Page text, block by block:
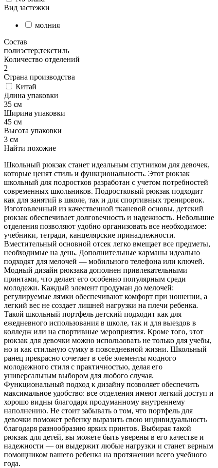
Вид застежки
молния
Состав
полиэстер;текстиль
Количество отделений
2
Страна производства
Китай
Длина упаковки
35 см
Ширина упаковки
45 см
Высота упаковки
3 см
Найти похожие
Школьный рюкзак станет идеальным спутником для девочек,
которые ценят стиль и функциональность. Этот рюкзак
школьный для подростков разработан с учетом потребностей
современных школьников. Подростковый рюкзак подходит
как для занятий в школе, так и для спортивных тренировок.
Изготовленный из качественной тканевой основы, детский
рюкзак обеспечивает долговечность и надежность. Небольшие
отделения позволяют удобно организовать все необходимое:
учебники, тетради, канцелярские принадлежности.
Вместительный основной отсек легко вмещает все предметы,
необходимые на день. Дополнительные карманы идеально
подходят для мелочей — мобильного телефона или ключей.
Модный дизайн рюкзака дополнен привлекательными
принтами, что делает его особенно популярным среди
молодежи. Каждый элемент продуман до мелочей:
регулируемые лямки обеспечивают комфорт при ношении, а
легкий вес не создает лишней нагрузки на плечи ребенка.
Такой школьный портфель детский подходит как для
ежедневного использования в школе, так и для выездов в
колледж или на спортивные мероприятия. Кроме того, этот
рюкзак для девочки можно использовать не только для учебы,
но и как стильную сумку в повседневной жизни. Школьный
ранец прекрасно сочетает в себе элементы модного
молодежного стиля с практичностью, делая его
универсальным выбором для любого случая.
Функциональный подход к дизайну позволяет обеспечить
максимальное удобство: все отделения имеют легкий доступ и
хорошо видны благодаря продуманному внутреннему
наполнению. Не стоит забывать о том, что портфель для
девочки поможет ребенку выразить свою индивидуальность
благодаря разнообразию ярких принтов. Выбирая такой
рюкзак для детей, вы можете быть уверены в его качестве и
надежности — он выдержит любые нагрузки и станет верным
помощником вашего ребенка на протяжении всего учебного
года.